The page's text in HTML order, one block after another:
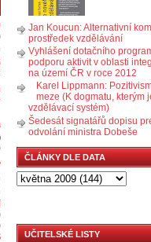
Jan Koucun: Alternativní
prostředek vzdělávání
Vyhlášení dotačního
podporu aktivit v oblasti
na území ČR v roce 2012
Karel Lippmann:
meze (K dogmatu, kterým
vzdělávací systém)
Šedesát signatářů dopisu
odvolání ministra Dobeše
ČLÁNKY DLE DATA
UČITELSKÉ LISTY